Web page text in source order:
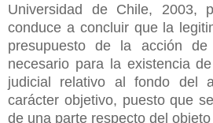
Universidad de Chile, 2003,
conduce a concluir que la
presupuesto de la acción de
necesario para la existencia
judicial relativo al fondo del
carácter objetivo, puesto que
de una parte respecto del